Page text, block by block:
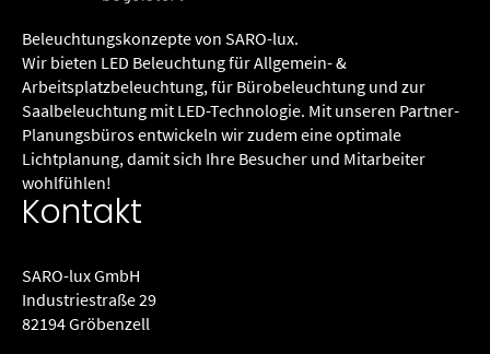
Beleuchtungs­konzepte von SARO-lux.
Wir bieten LED Beleuchtung für Allgemein- &
Arbeitsplatzbeleuchtung, für Büro­beleuchtung und zur
Saalbeleuchtung mit LED-Technologie. Mit unseren Partner-
Planungsbüros entwickeln wir zudem eine optimale
Lichtplanung, damit sich Ihre Besucher und Mitarbeiter
wohlfühlen!
Kontakt
SARO-lux GmbH
Industriestraße 29
82194 Gröbenzell